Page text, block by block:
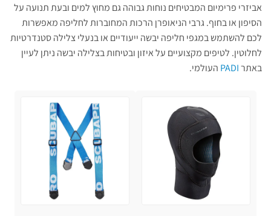
אביזרי פרימיום המבטיחים נוחות גבוהה גם מחוץ למים ובעת תנועה על
הסיפון או בחוף. גרבי הניאופרן הרכות המחוברות לחליפה מאפשרות
לכם להשתמש במגפי חליפה יבשה ייעודיים או בנעלי צלילה סטנדרטיות
לחלוטין. לטיפים מקצועיים על איזון ובטיחות בצלילה יבשה ניתן לעיין
באתרPADI העולמי.